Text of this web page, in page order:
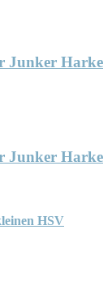
Junker Harke
Junker Harke
HSV